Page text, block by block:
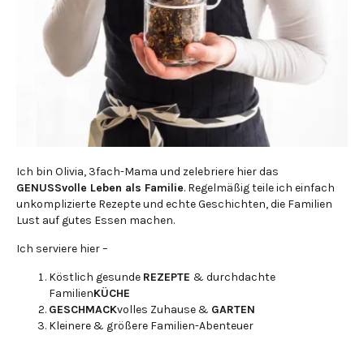
Ich bin Olivia, 3fach-Mama und zelebriere hier das
GENUSSvolle Leben als Familie. Regelmäßig teile ich einfach
unkomplizierte Rezepte und echte Geschichten, die Familien
Lust auf gutes Essen machen.
Ich serviere hier –
Köstlich gesunde REZEPTE & durchdachte
FamilienKÜCHE
GESCHMACKvolles Zuhause & GARTEN
Kleinere & größere Familien-Abenteuer